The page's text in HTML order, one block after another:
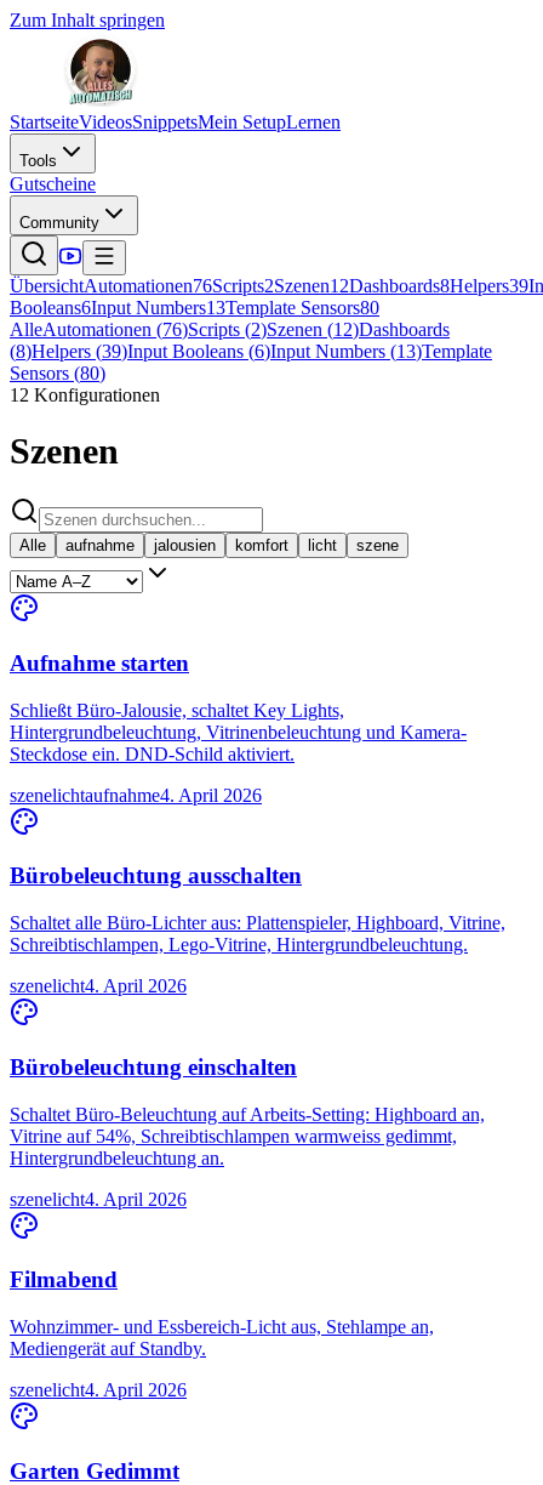
Zum Inhalt springen
StartseiteVideosSnippetsMein SetupLernen
Tools
Gutscheine
Community
ÜbersichtAutomationen76Scripts2Szenen12Dashboards8Helpers39
Booleans6Input Numbers13Template Sensors80
AlleAutomationen (76)Scripts (2)Szenen (12)Dashboards
(8)Helpers (39)Input Booleans (6)Input Numbers (13)Template
Sensors (80)
12 Konfigurationen
Szenen
Alle aufnahme jalousien komfort licht szene
Aufnahme starten
Schließt Büro-Jalousie, schaltet Key Lights,
Hintergrundbeleuchtung, Vitrinenbeleuchtung und Kamera-
Steckdose ein. DND-Schild aktiviert.
szenelichtaufnahme4. April 2026
Bürobeleuchtung ausschalten
Schaltet alle Büro-Lichter aus: Plattenspieler, Highboard, Vitrine,
Schreibtischlampen, Lego-Vitrine, Hintergrundbeleuchtung.
szenelicht4. April 2026
Bürobeleuchtung einschalten
Schaltet Büro-Beleuchtung auf Arbeits-Setting: Highboard an,
Vitrine auf 54%, Schreibtischlampen warmweiss gedimmt,
Hintergrundbeleuchtung an.
szenelicht4. April 2026
Filmabend
Wohnzimmer- und Essbereich-Licht aus, Stehlampe an,
Mediengerät auf Standby.
szenelicht4. April 2026
Garten Gedimmt